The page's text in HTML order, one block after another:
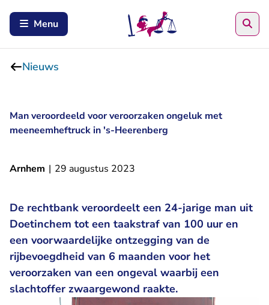
Menu
Nieuws
Man veroordeeld voor veroorzaken ongeluk met
meeneemheftruck in 's-Heerenberg
Arnhem | 29 augustus 2023
De rechtbank veroordeelt een 24-jarige man uit
Doetinchem tot een taakstraf van 100 uur en
een voorwaardelijke ontzegging van de
rijbevoegdheid van 6 maanden voor het
veroorzaken van een ongeval waarbij een
slachtoffer zwaargewond raakte.